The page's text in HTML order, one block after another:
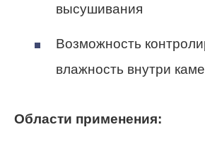
высушивания
Возможность
влажность внутри
Области применения: